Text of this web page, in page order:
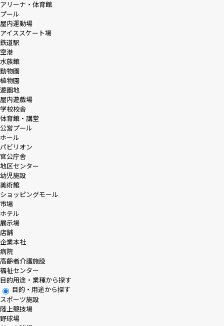
アリーナ・体育館
プール
屋内運動場
アイススケート場
鉄道駅
空港
水族館
動物園
植物園
遊園地
屋内遊戯場
学校校舎
体育館・講堂
公営プール
ホール
パビリオン
官公庁舎
地区センター
幼児施設
美術館
ショッピングモール
市場
ホテル
展示場
店舗
企業本社
病院
高齢者介護施設
福祉センター
目的用途・業種から探す
目的・用途から探す
スポーツ施設
陸上競技場
野球場